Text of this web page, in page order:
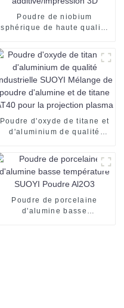
Poudre de niobium
sphérique de haute qualité
additive/impression 3D
Poudre d'oxyde de titane et
d'aluminium de qualité
de poudre d'alumine et de
titane AT40 pour la
projection plasma
Poudre de porcelaine
d'alumine basse